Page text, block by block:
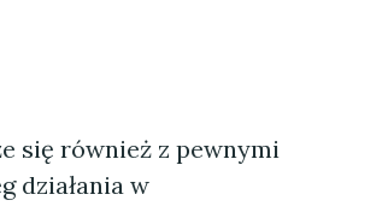
się również z pewnymi
działania w